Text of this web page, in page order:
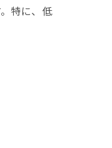
特に、低